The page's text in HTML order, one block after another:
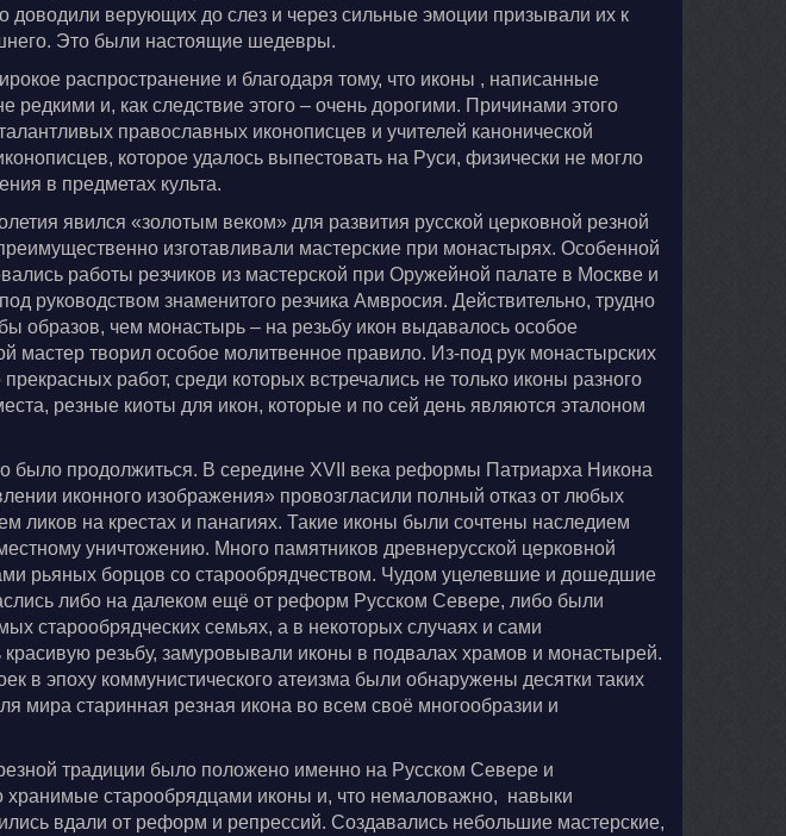
доводили верующих до слез и через сильные эмоции призывали их к
Это были настоящие шедевры.
распространение и благодаря тому, что иконы , написанные
редкими и, как следствие этого – очень дорогими. Причинами этого
православных иконописцев и учителей канонической
которое удалось выпестовать на Руси, физически не могло
в предметах культа.
явился «золотым веком» для развития русской церковной резной
изготавливали мастерские при монастырях. Особенной
работы резчиков из мастерской при Оружейной палате в Москве и
руководством знаменитого резчика Амвросия. Действительно, трудно
образов, чем монастырь – на резьбу икон выдавалось особое
мастер творил особое молитвенное правило. Из-под рук монастырских
работ, среди которых встречались не только иконы разного
резные киоты для икон, которые и по сей день являются эталоном
было продолжиться. В середине XVII века реформы Патриарха Никона
иконного изображения» провозгласили полный отказ от любых
ликов на крестах и панагиях. Такие иконы были сочтены наследием
уничтожению. Много памятников древнерусской церковной
рьяных борцов со старообрядчеством. Чудом уцелевшие и дошедшие
либо на далеком ещё от реформ Русском Севере, либо были
старообрядческих семьях, а в некоторых случаях и сами
резьбу, замуровывали иконы в подвалах храмов и монастырей.
в эпоху коммунистического атеизма были обнаружены десятки таких
мира старинная резная икона во всем своё многообразии и
традиции было положено именно на Русском Севере и
старообрядцами иконы и, что немаловажно, навыки
вдали от реформ и репрессий. Создавались небольшие мастерские,